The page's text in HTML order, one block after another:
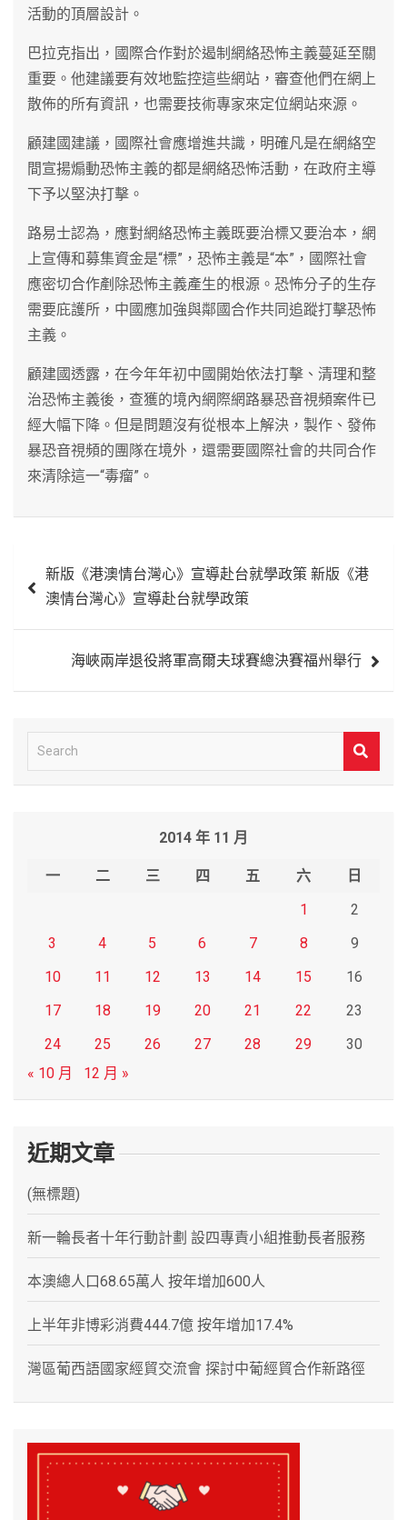
活動的頂層設計。
巴拉克指出，國際合作對於遏制網絡恐怖主義蔓延至關
重要。他建議要有效地監控這些網站，審查他們在網上
散佈的所有資訊，也需要技術專家來定位網站來源。
顧建國建議，國際社會應增進共識，明確凡是在網絡空
間宣揚煽動恐怖主義的都是網絡恐怖活動，在政府主導
下予以堅決打擊。
路易士認為，應對網絡恐怖主義既要治標又要治本，網
上宣傳和募集資金是“標”，恐怖主義是“本”，國際社會
應密切合作剷除恐怖主義產生的根源。恐怖分子的生存
需要庇護所，中國應加強與鄰國合作共同追蹤打擊恐怖
主義。
顧建國透露，在今年年初中國開始依法打擊、清理和整
治恐怖主義後，查獲的境內網際網路暴恐音視頻案件已
經大幅下降。但是問題沒有從根本上解決，製作、發佈
暴恐音視頻的團隊在境外，還需要國際社會的共同合作
來清除這一“毒瘤”。
章 新版《港澳情台灣心》宣導赴台就學政策 新版《港
澳情台灣心》宣導赴台就學政策
海峽兩岸退役將軍高爾夫球賽總決賽福州舉行
e
2014 年 11 月
一 二 三 四 五 六
日
1
2
3
4 5 6 7 8
9
10
11 12 13 14 15
16
17
18 19 20 21 22
23
24
25 26 27 28 29
30
« 10 月
12 月 »
近期文章
(無標題)
新一輪長者十年行動計劃 設四專責小組推動長者服務
本澳總人口68.65萬人 按年增加600人
上半年非博彩消費444.7億 按年增加17.4%
灣區葡西語國家經貿交流會 探討中葡經貿合作新路徑